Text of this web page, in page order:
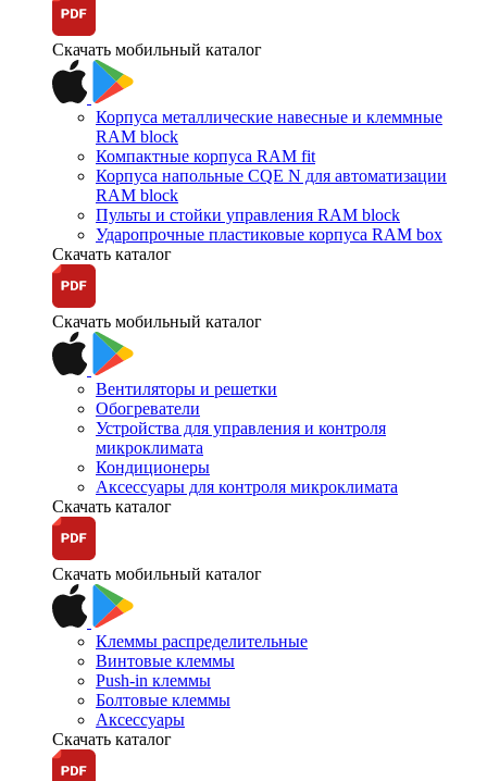
Скачать мобильный каталог
Корпуса металлические навесные и клеммные
RAM block
Компактные корпуса RAM fit
Корпуса напольные CQE N для автоматизации
RAM block
Пульты и стойки управления RAM block
Ударопрочные пластиковые корпуса RAM box
Скачать каталог
Скачать мобильный каталог
Вентиляторы и решетки
Обогреватели
Устройства для управления и контроля
микроклимата
Кондиционеры
Аксессуары для контроля микроклимата
Скачать каталог
Скачать мобильный каталог
Клеммы распределительные
Винтовые клеммы
Push-in клеммы
Болтовые клеммы
Аксессуары
Скачать каталог